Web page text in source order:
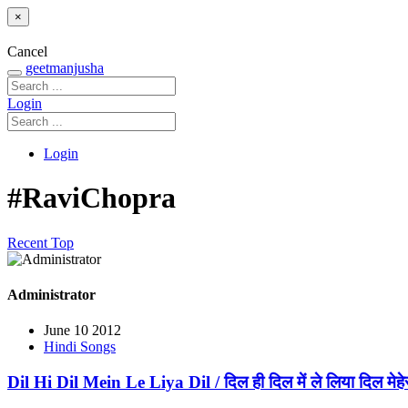
×
Cancel
geetmanjusha
Login
Login
#RaviChopra
Recent Top
Administrator
June 10 2012
Hindi Songs
Dil Hi Dil Mein Le Liya Dil / दिल ही दिल में ले लिया दिल